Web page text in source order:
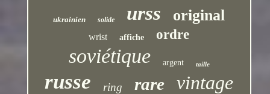
ukrainien solide urss original
wrist affiche ordre
soviétique argent taille
russe ring rare vintage